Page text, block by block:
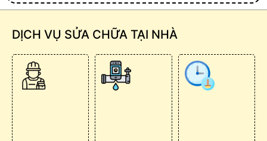
DỊCH VỤ SỬA CHỮA TẠI NHÀ